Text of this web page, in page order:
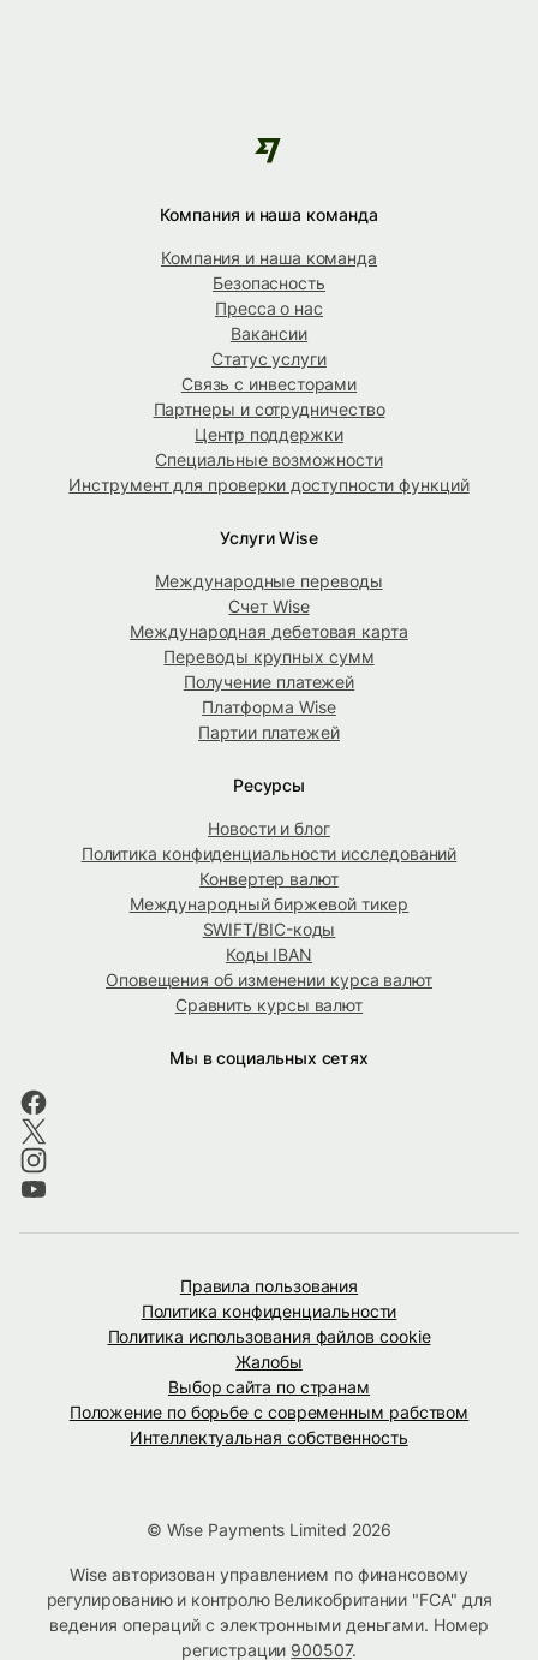
Компания и наша команда
Компания и наша команда
Безопасность
Пресса о нас
Вакансии
Статус услуги
Связь с инвесторами
Партнеры и сотрудничество
Центр поддержки
Специальные возможности
Инструмент для проверки доступности функций
Услуги Wise
Международные переводы
Счет Wise
Международная дебетовая карта
Переводы крупных сумм
Получение платежей
Платформа Wise
Партии платежей
Ресурсы
Новости и блог
Политика конфиденциальности исследований
Конвертер валют
Международный биржевой тикер
SWIFT/BIC-коды
Коды IBAN
Оповещения об изменении курса валют
Сравнить курсы валют
Мы в социальных сетях
Правила пользования
Политика конфиденциальности
Политика использования файлов cookie
Жалобы
Выбор сайта по странам
Положение по борьбе с современным рабством
Интеллектуальная собственность
© Wise Payments Limited 2026
Wise авторизован управлением по финансовому
регулированию и контролю Великобритании "FCA" для
ведения операций с электронными деньгами. Номер
регистрации 900507.